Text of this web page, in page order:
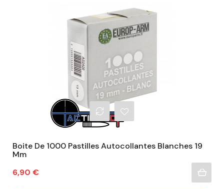
Boite De 1000 Pastilles Autocollantes Blanches 19
Mm
Prix
6,90 €